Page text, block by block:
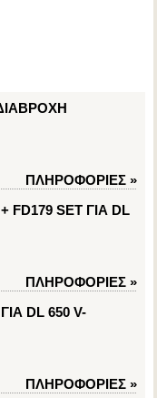
ΠΛΗΡΟΦΟΡΙΕΣ »
FD179 SET ΓΙΑ DL
ΠΛΗΡΟΦΟΡΙΕΣ »
DL 650 V-
ΠΛΗΡΟΦΟΡΙΕΣ »